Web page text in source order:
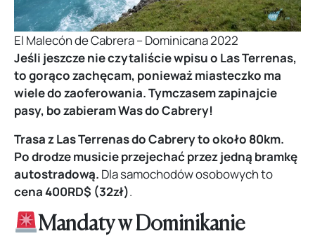
El Malecón de Cabrera – Dominicana 2022
Jeśli jeszcze nie czytaliście wpisu o Las Terrenas,
to gorąco zachęcam, ponieważ miasteczko ma
wiele do zaoferowania. Tymczasem zapinajcie
pasy, bo zabieram Was do Cabrery!
Trasa z Las Terrenas do Cabrery to około 80km.
Po drodze musicie przejechać przez jedną bramkę
autostradową. Dla samochodów osobowych to
cena 400RD$ (32zł).
Mandaty w Dominikanie